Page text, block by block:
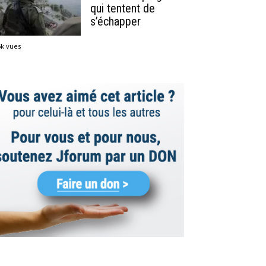
qui tentent de
s’échapper
vues